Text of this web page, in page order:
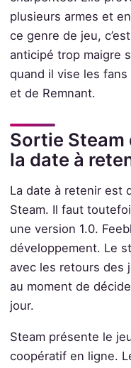
plusieurs armes et
ce genre de jeu,
anticipé trop maigre
quand il vise les fans
et de Remnant.
Sortie Steam
la date à
La date à retenir est
Steam. Il faut
une version 1.0.
développement. Le
avec les retours des
au moment de
jour.
Steam présente le
coopératif en ligne.